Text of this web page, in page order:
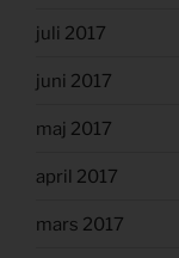
juli 2017
juni 2017
maj 2017
april 2017
mars 2017